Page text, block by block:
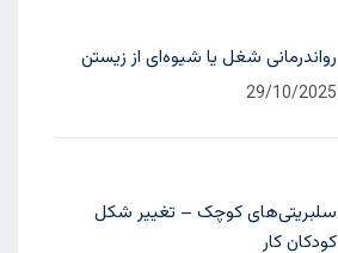
رواندرمانی شغل یا شیوه‌ای از زیستن
29/10/2025
سلبریتی‌های کوچک – تغییر شکل
کودکان کار